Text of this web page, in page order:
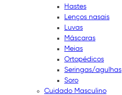
Hastes
Lenços nasais
Luvas
Máscaras
Meias
Ortopédicos
Seringas/agulhas
Soro
Cuidado Masculino